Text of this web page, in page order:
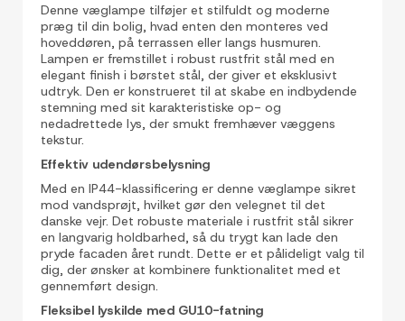
Denne væglampe tilføjer et stilfuldt og moderne
præg til din bolig, hvad enten den monteres ved
hoveddøren, på terrassen eller langs husmuren.
Lampen er fremstillet i robust rustfrit stål med en
elegant finish i børstet stål, der giver et eksklusivt
udtryk. Den er konstrueret til at skabe en indbydende
stemning med sit karakteristiske op- og
nedadrettede lys, der smukt fremhæver væggens
tekstur.
Effektiv udendørsbelysning
Med en IP44-klassificering er denne væglampe sikret
mod vandsprøjt, hvilket gør den velegnet til det
danske vejr. Det robuste materiale i rustfrit stål sikrer
en langvarig holdbarhed, så du trygt kan lade den
pryde facaden året rundt. Dette er et pålideligt valg til
dig, der ønsker at kombinere funktionalitet med et
gennemført design.
Fleksibel lyskilde med GU10-fatning